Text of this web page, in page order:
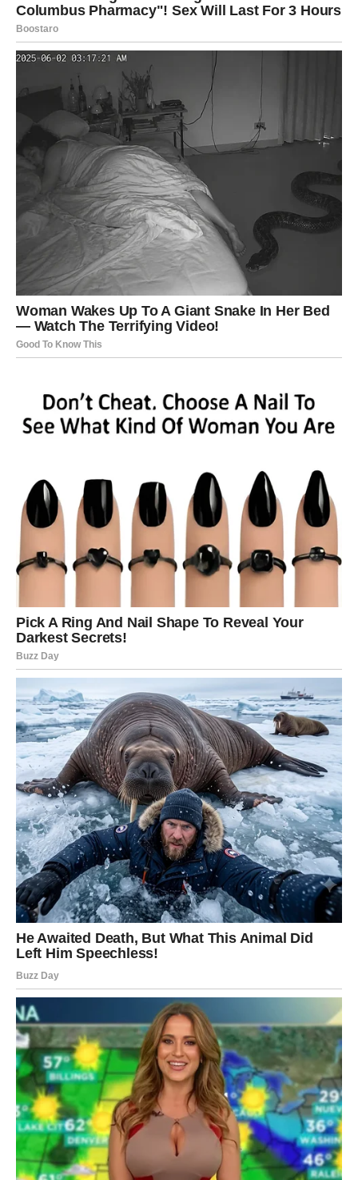
Blizanci
Blizanci će biti među najvećim srećnicima do kraja
meseca. Vest koju budete dobili mogla bi potpuno
promeniti vaše planove. Poslovni uspeh i korisna
poznanstva doneće vam mnogo razloga za zadovoljstvo.
Na emotivnom planu očekuju vas romantični trenuci.
Slobodni Blizanci imaju velike šanse da započnu ljubavnu
priču koja će ih ispuniti srećom.
Rak
Rakovima dolazi dugo očekivani unutrašnji mir. Problemi
koji su vas opterećivali polako ostaju iza vas, a podrška
porodice i bliskih ljudi biće veća nego ikada.
značite. Slobodni Rakovi mogu upoznati osobu koja će
probuditi iskrene emocije.
Lav
Lavovima se do kraja jula ostvaruju važni poslovni ciljevi.
Moguće je unapređenje, priznanje ili finansijska vest koja
će vas iskreno obradovati.
slobodni, jedan susret mogao bi označiti početak veoma
posebne veze.
Devica
Device ulaze u period stabilnosti. Poslovni projekti
napreduju, a jedna saradnja mogla bi vam doneti
dugoročnu sigurnost i mnogo bolje prihode.
Na emotivnom planu dolazi vreme iskrenih razgovora koji
dodatno učvršćuju odnos sa partnerom.
Vaga
Vage će do kraja jula biti među znakovima koji najviše
iščekuju ljubav. Ako ste slobodni, zvezde vam donose
susret sa osobom koja će veoma brzo zauzeti posebno